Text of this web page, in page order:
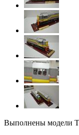
Выполнены модели